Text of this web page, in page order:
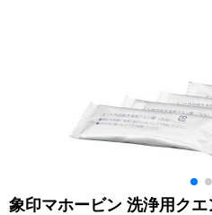
象印マホービン 洗浄用ク